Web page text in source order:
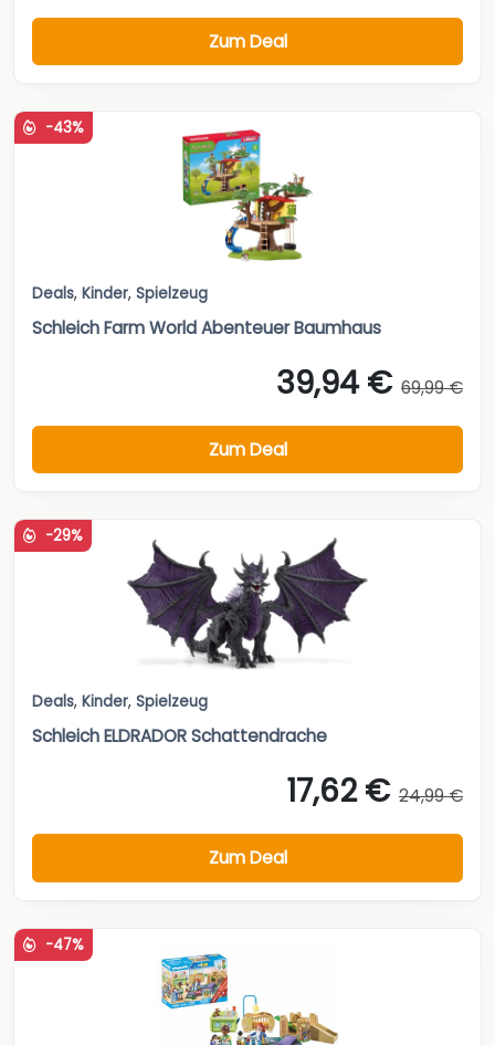
Zum Deal
-43%
Deals, Kinder, Spielzeug
Schleich Farm World Abenteuer Baumhaus
39,94 € 69,99 €
Zum Deal
-29%
Deals, Kinder, Spielzeug
Schleich ELDRADOR Schattendrache
17,62 € 24,99 €
Zum Deal
-47%